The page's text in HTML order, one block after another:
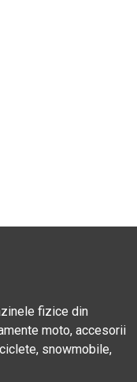
fizice din
moto, accesorii
snowmobile,